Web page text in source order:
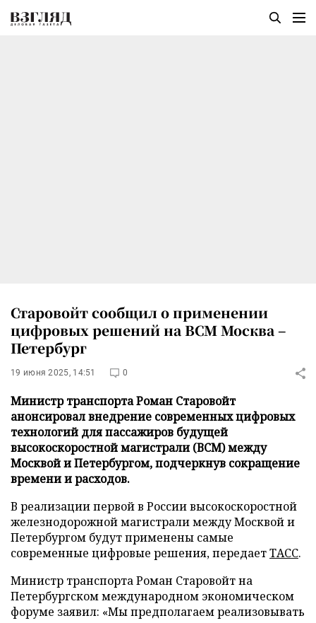
Старовойт сообщил о применении
цифровых решений на ВСМ Москва –
Петербург
19 июня 2025, 14:51 0
Министр транспорта Роман Старовойт
анонсировал внедрение современных цифровых
технологий для пассажиров будущей
высокоскоростной магистрали (ВСМ) между
Москвой и Петербургом, подчеркнув сокращение
времени и расходов.
В реализации первой в России высокоскоростной
железнодорожной магистрали между Москвой и
Петербургом будут применены самые
современные цифровые решения, передаетТАСС.
Министр транспорта Роман Старовойт на
Петербургском международном экономическом
форуме заявил: «Мы предполагаем реализовывать